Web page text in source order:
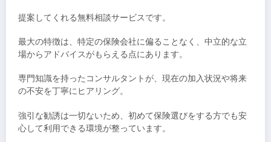
提案してくれる無料相談サービスです。
最大の特徴は、特定の保険会社に偏ることなく、中立的な立
場からアドバイスがもらえる点にあります。
専門知識を持ったコンサルタントが、現在の加入状況や将来
の不安を丁寧にヒアリング。
強引な勧誘は一切ないため、初めて保険選びをする方でも安
心して利用できる環境が整っています。